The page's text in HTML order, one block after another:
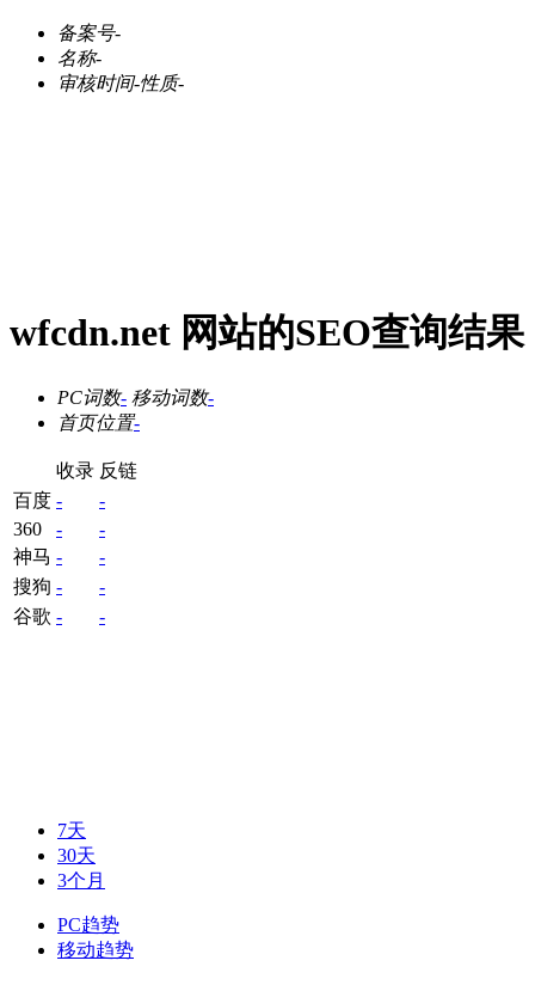
备案号-
名称-
审核时间-性质-
wfcdn.net 网站的SEO查询结果
PC词数- 移动词数-
首页位置-
收录 反链
百度 -
-
360
-
-
神马 -
-
搜狗 -
-
谷歌 - -
7天
30天
3个月
PC趋势
移动趋势